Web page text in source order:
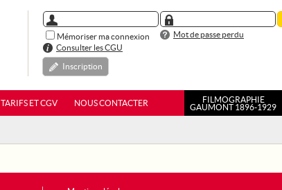
Mémoriser ma connexion
Mot de passe perdu
Consulter les CGU
Inscription
TARIFS ET CGV NOUS CONTACTER
FILMOGRAPHIE
GAUMONT 1896-1929